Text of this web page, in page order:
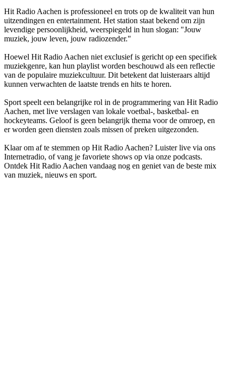
Hit Radio Aachen is professioneel en trots op de kwaliteit van hun
uitzendingen en entertainment. Het station staat bekend om zijn
levendige persoonlijkheid, weerspiegeld in hun slogan: "Jouw
muziek, jouw leven, jouw radiozender."
Hoewel Hit Radio Aachen niet exclusief is gericht op een specifiek
muziekgenre, kan hun playlist worden beschouwd als een reflectie
van de populaire muziekcultuur. Dit betekent dat luisteraars altijd
kunnen verwachten de laatste trends en hits te horen.
Sport speelt een belangrijke rol in de programmering van Hit Radio
Aachen, met live verslagen van lokale voetbal-, basketbal- en
hockeyteams. Geloof is geen belangrijk thema voor de omroep, en
er worden geen diensten zoals missen of preken uitgezonden.
Klaar om af te stemmen op Hit Radio Aachen? Luister live via ons
Internetradio, of vang je favoriete shows op via onze podcasts.
Ontdek Hit Radio Aachen vandaag nog en geniet van de beste mix
van muziek, nieuws en sport.